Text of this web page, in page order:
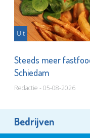
Uit
Steeds meer
Schiedam
Redactie - 05-08-2026
Bedrijven